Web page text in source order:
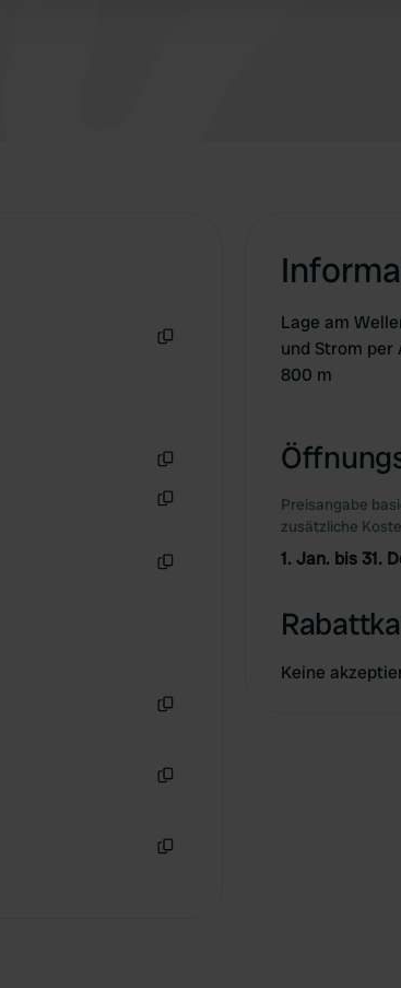
Lage am
und Strom per
800 m
Preisangabe
zusätzliche
1. Jan. bis 31.
Keine